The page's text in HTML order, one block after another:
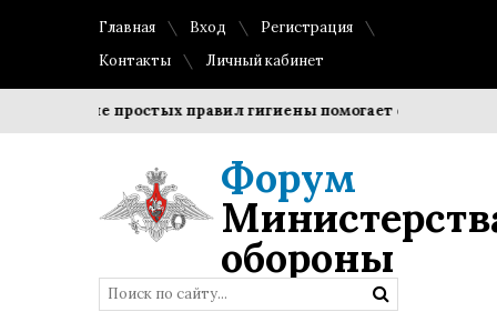
Главная Вход
Регистрация
Контакты
Личный кабинет
простых правил гигиены помогает сохранить
Форум
обороны